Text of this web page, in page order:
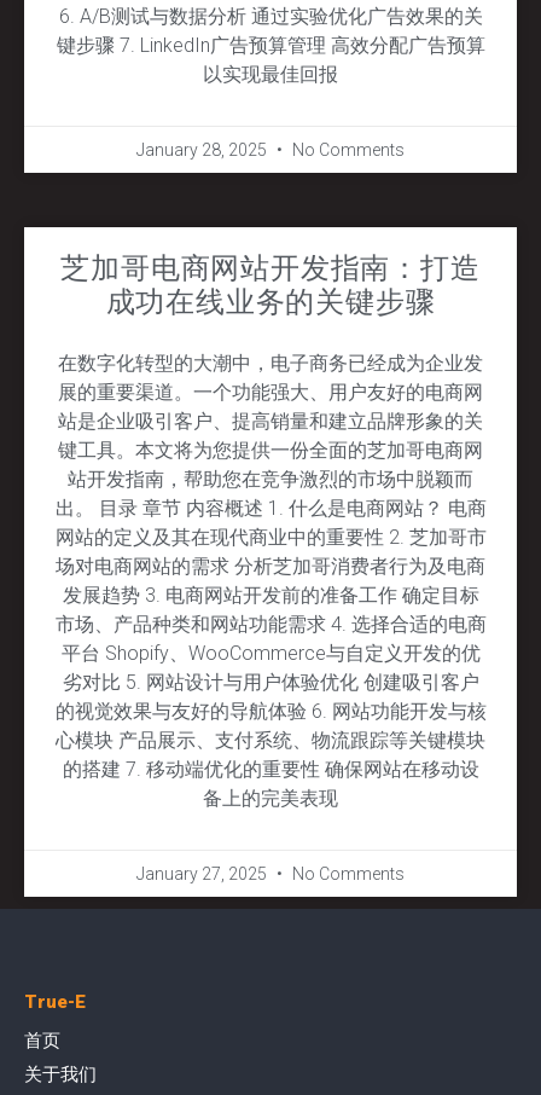
6. A/B测试与数据分析 通过实验优化广告效果的关
键步骤 7. LinkedIn广告预算管理 高效分配广告预算
以实现最佳回报
January 28, 2025 No Comments
芝加哥电商网站开发指南：打造
成功在线业务的关键步骤
在数字化转型的大潮中，电子商务已经成为企业发
展的重要渠道。一个功能强大、用户友好的电商网
站是企业吸引客户、提高销量和建立品牌形象的关
键工具。本文将为您提供一份全面的芝加哥电商网
站开发指南，帮助您在竞争激烈的市场中脱颖而
出。 目录 章节 内容概述 1. 什么是电商网站？ 电商
网站的定义及其在现代商业中的重要性 2. 芝加哥市
场对电商网站的需求 分析芝加哥消费者行为及电商
发展趋势 3. 电商网站开发前的准备工作 确定目标
市场、产品种类和网站功能需求 4. 选择合适的电商
平台 Shopify、WooCommerce与自定义开发的优
劣对比 5. 网站设计与用户体验优化 创建吸引客户
的视觉效果与友好的导航体验 6. 网站功能开发与核
心模块 产品展示、支付系统、物流跟踪等关键模块
的搭建 7. 移动端优化的重要性 确保网站在移动设
备上的完美表现
January 27, 2025 No Comments
True-E
首页
关于我们